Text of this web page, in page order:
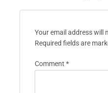
Your email address will
Required fields are
Comment *